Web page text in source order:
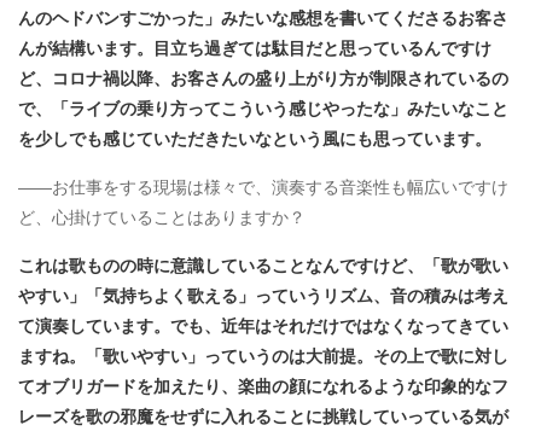
んのヘドバンすごかった」みたいな感想を書いてくださるお客さ
んが結構います。目立ち過ぎては駄目だと思っているんですけ
ど、コロナ禍以降、お客さんの盛り上がり方が制限されているの
で、「ライブの乗り方ってこういう感じやったな」みたいなこと
を少しでも感じていただきたいなという風にも思っています。
――お仕事をする現場は様々で、演奏する音楽性も幅広いですけ
ど、心掛けていることはありますか？
これは歌ものの時に意識していることなんですけど、「歌が歌い
やすい」「気持ちよく歌える」っていうリズム、音の積みは考え
て演奏しています。でも、近年はそれだけではなくなってきてい
ますね。「歌いやすい」っていうのは大前提。その上で歌に対し
てオブリガードを加えたり、楽曲の顔になれるような印象的なフ
レーズを歌の邪魔をせずに入れることに挑戦していっている気が